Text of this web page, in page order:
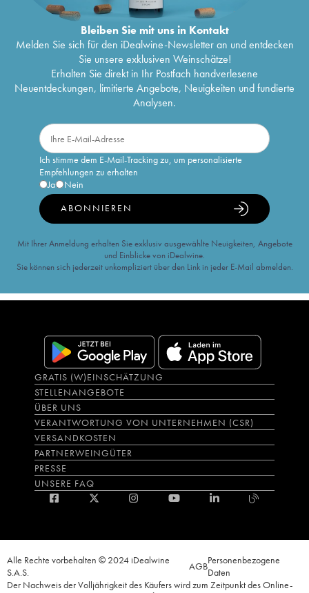
Bleiben Sie mit uns in Kontakt
Melden Sie sich für den iDealwine-Newsletter an und entdecken
Sie unsere exklusiven Weinschätze!
Erhalten Sie direkt in Ihr Postfach handverlesene
Neuentdeckungen, limitierte Angebote, Neuigkeiten und fundierte
Analysen.
Ich stimme dem E-Mail-Tracking zu, um personalisierte
Empfehlungen zu erhalten
Ja
Nein
ABONNIEREN
Mit Ihrer Anmeldung erhalten Sie exklusiv ausgewählte Neuigkeiten, Angebote
und Einblicke von iDealwine.
Sie können sich jederzeit unkompliziert über den Link in jeder E-Mail abmelden.
GRATIS (W)EINSCHÄTZUNG
STELLENANGEBOTE
ÜBER UNS
VERANTWORTUNG VON UNTERNEHMEN (CSR)
VERSANDKOSTEN
PARTNERWEINGÜTER
PRESSE
UNSERE FAQ
Alle Rechte vorbehalten © 2024 iDealwine
S.A.S.
AGBPersonenbezogene
Daten
Der Nachweis der Volljährigkeit des Käufers wird zum Zeitpunkt des Online-